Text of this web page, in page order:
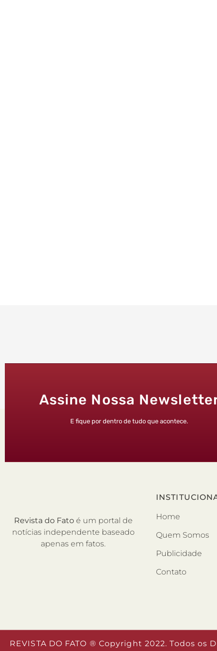
Assine Nossa
E fique por dentro de tudo que acontece.
Revista do Fato é um portal de
notícias independente baseado
apenas em fatos.
Home
Quem Somos
Publicidade
Contato
REVISTA DO FATO ® Copyright 2022. Todos os